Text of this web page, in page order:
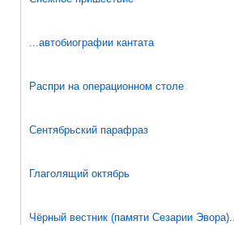
...автобиографии кантата
Распри на операционном столе
Сентябрьский парафраз
Глаголящий октябрь
Чёрный вестник (памяти Сезарии Эвора)...